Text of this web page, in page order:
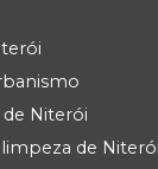
de Niterói
de